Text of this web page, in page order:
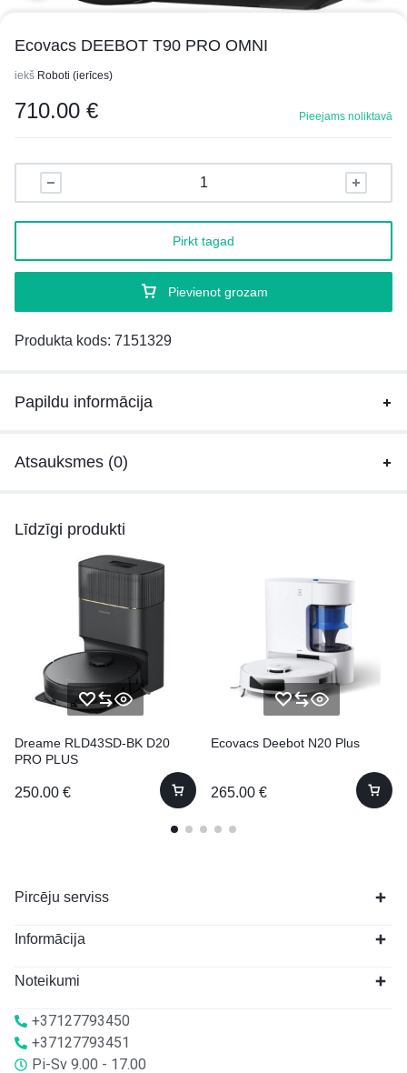
Ecovacs DEEBOT T90 PRO OMNI
iekš Roboti (ierīces)
710.00 € Pieejams noliktavā
Pievienot grozam
Pirkt tagad
Produkta kods: 7151329
Papildu informācija
Atsauksmes (0)
Līdzīgi produkti
Dreame RLD43SD-BK D20
PRO PLUS
250.00 €
Ecovacs Deebot N20 Plus
265.00 €
Pircēju serviss
Informācija
Noteikumi
+37127793450
+37127793451
Pi-Sv 9.00 - 17.00